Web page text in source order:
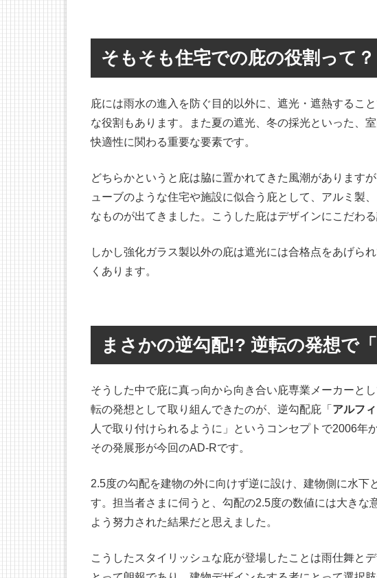
そもそも住宅での庇の役割って？
庇には雨水の進入を防ぐ目的以外に、遮光・遮熱するこ
な役割もあります。また夏の遮光、冬の採光といった、
快適性に関わる重要な要素です。
どちらかというと庇は脇に置かれてきた風潮があります
ューブのような住宅や施設に似合う庇として、アルミ製
なものが出てきました。こうした庇はデザインにこだわ
しかし強化ガラス製以外の庇は遮光には合格点をあげら
くあります。
まさかの逆勾配!? 逆転の発想で
そうした中で庇に真っ向から向き合い庇専業メーカーと
転の発想として取り組んできたのが、逆勾配庇「 アルフ
人で取り付けられるように」というコンセプトで2006年
その発展形が今回のAD-Rです。
2.5度の勾配を建物の外に向けず逆に設け、建物側に水下
す。担当者さまに伺うと、勾配の2.5度の数値には大きな
よう努力された結果だと思えました。
こうしたスタイリッシュな庇が登場したことは雨仕舞と